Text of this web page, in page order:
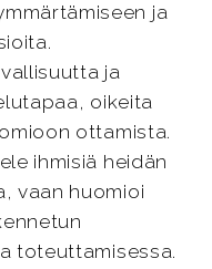
ja
ja
oikeita
ottamista.
ihmisiä heidän
vaan huomioi
toteuttamisessa.